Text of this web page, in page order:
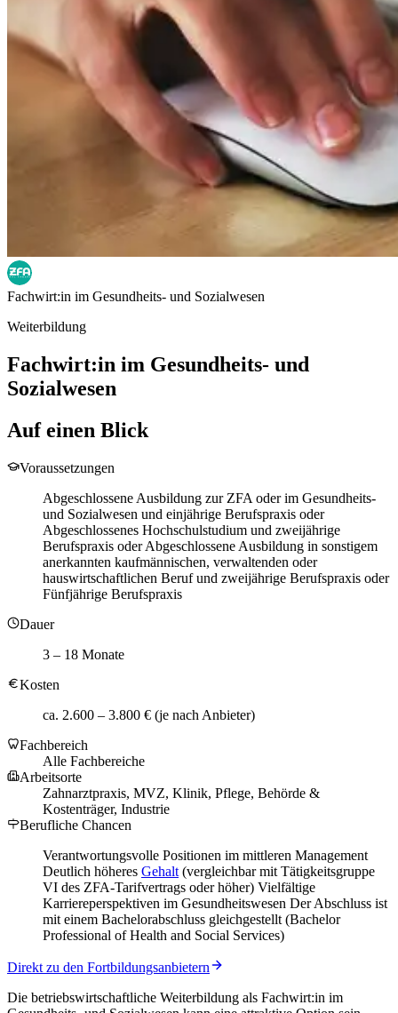
Fachwirt:in im Gesundheits- und Sozialwesen
Weiterbildung
Fachwirt:in im Gesundheits- und
Sozialwesen
Auf einen Blick
Voraussetzungen
Abgeschlossene Ausbildung zur ZFA oder im Gesundheits-
und Sozialwesen und einjährige Berufspraxis oder
Abgeschlossenes Hochschulstudium und zweijährige
Berufspraxis oder Abgeschlossene Ausbildung in sonstigem
anerkannten kaufmännischen, verwaltenden oder
hauswirtschaftlichen Beruf und zweijährige Berufspraxis oder
Fünfjährige Berufspraxis
Dauer
3 – 18 Monate
Kosten
ca. 2.600 – 3.800 € (je nach Anbieter)
Fachbereich
Alle Fachbereiche
Arbeitsorte
Zahnarztpraxis, MVZ, Klinik, Pflege, Behörde &
Kostenträger, Industrie
Berufliche Chancen
Verantwortungsvolle Positionen im mittleren Management
Deutlich höheres Gehalt (vergleichbar mit Tätigkeitsgruppe
VI des ZFA-Tarifvertrags oder höher) Vielfältige
Karriereperspektiven im Gesundheitswesen Der Abschluss ist
mit einem Bachelorabschluss gleichgestellt (Bachelor
Professional of Health and Social Services)
Direkt zu den Fortbildungsanbietern
Die betriebswirtschaftliche Weiterbildung als Fachwirt:in im